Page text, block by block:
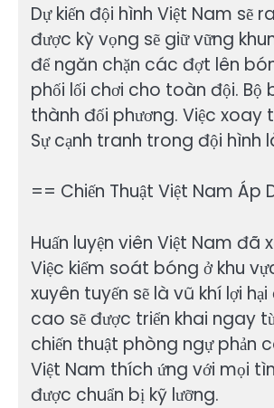
Dự kiến đội hình Việt Nam
được kỳ vọng sẽ giữ vững
để ngăn chặn các đợt lên
phối lối chơi cho toàn đội. Bộ
thành đối phương. Việc xoay
Sự cạnh tranh trong đội hình
== Chiến Thuật Việt Nam
Huấn luyện viên Việt Nam
Việc kiểm soát bóng ở khu
xuyên tuyến sẽ là vũ khí lợi
cao sẽ được triển khai ngay
chiến thuật phòng ngự phản
Việt Nam thích ứng với mọi
được chuẩn bị kỹ lưỡng.